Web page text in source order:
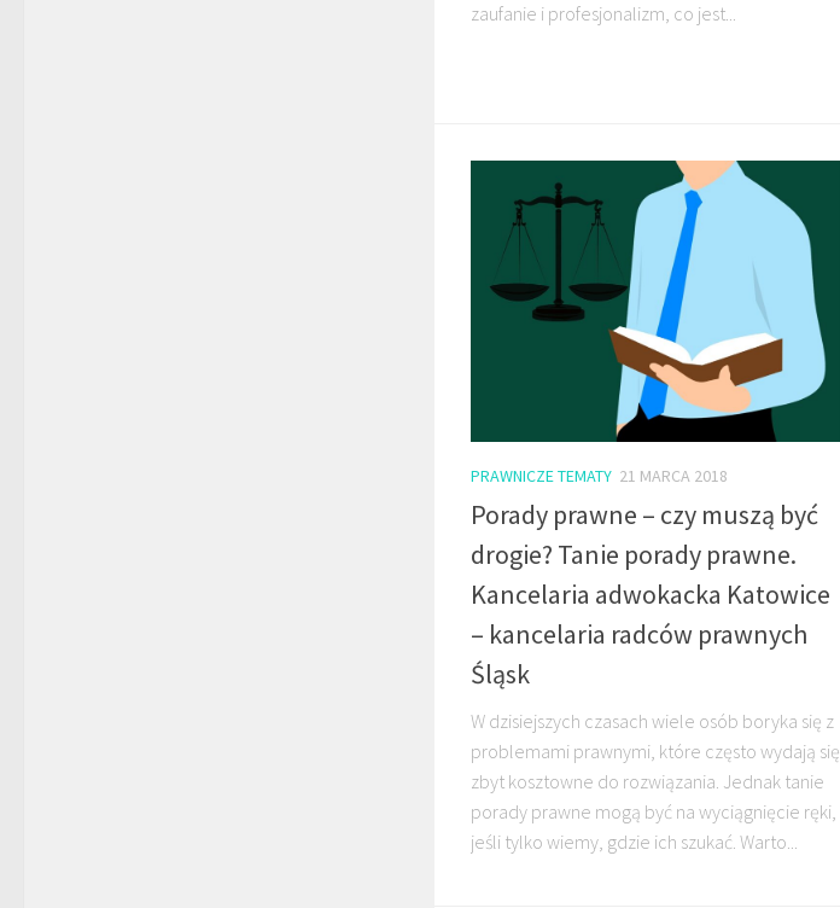
zaufanie i profesjonalizm, co jest...
PRAWNICZE TEMATY 21 MARCA 2018
Porady prawne – czy muszą być
drogie? Tanie porady prawne.
Kancelaria adwokacka Katowice
– kancelaria radców prawnych
Śląsk
W dzisiejszych czasach wiele osób boryka się z
problemami prawnymi, które często wydają się
zbyt kosztowne do rozwiązania. Jednak tanie
porady prawne mogą być na wyciągnięcie ręki,
jeśli tylko wiemy, gdzie ich szukać. Warto...